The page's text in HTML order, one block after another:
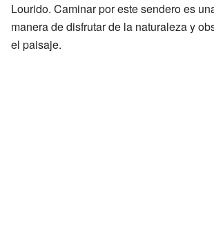
Lourido. Caminar por este sendero es
manera de disfrutar de la naturaleza y
el paisaje.